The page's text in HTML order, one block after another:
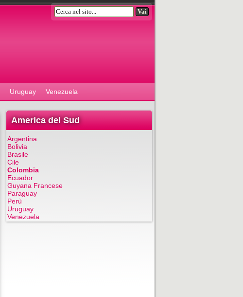
Uruguay Venezuela
America del Sud
Argentina
Bolivia
Brasile
Cile
Colombia
Ecuador
Guyana Francese
Paraguay
Perù
Uruguay
Venezuela